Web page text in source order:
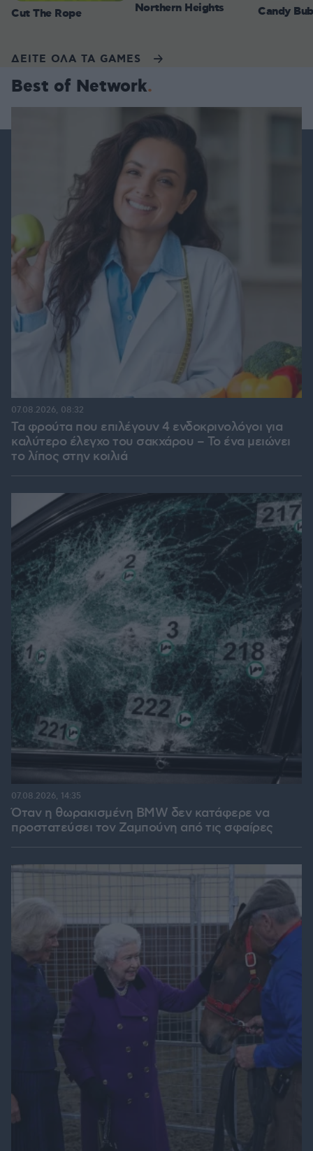
Cut The Rope Northern Heights Candy
ΔΕΙΤΕ ΟΛΑ ΤΑ GAMES
Best of Network
Τα φρούτα που επιλέγουν 4 ενδοκρινολόγοι για
καλύτερο έλεγχο του σακχάρου – Το ένα μειώνει
το λίπος στην κοιλιά
07.08.2026, 08:32
Όταν η θωρακισμένη BMW δεν κατάφερε να
προστατεύσει τον Ζαμπούνη από τις σφαίρες
07.08.2026, 14:35